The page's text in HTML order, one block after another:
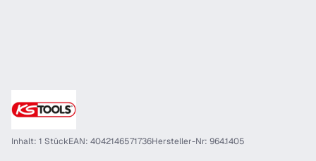
Inhalt: 1 StückEAN: 4042146571736Hersteller-Nr: 964.1405